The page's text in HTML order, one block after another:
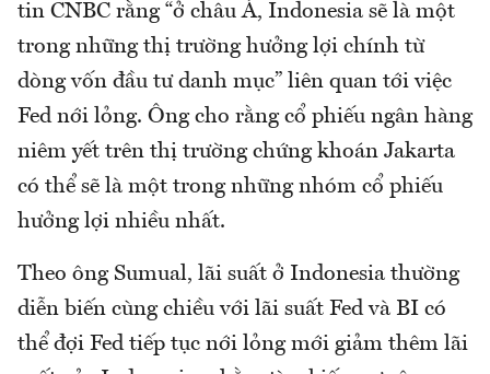
tin CNBC rằng “ở châu Á, Indonesia sẽ là một
trong những thị trường hưởng lợi chính từ
dòng vốn đầu tư danh mục” liên quan tới việc
Fed nới lỏng. Ông cho rằng cổ phiếu ngân hàng
niêm yết trên thị trường chứng khoán Jakarta
có thể sẽ là một trong những nhóm cổ phiếu
hưởng lợi nhiều nhất.
Theo ông Sumual, lãi suất ở Indonesia thường
diễn biến cùng chiều với lãi suất Fed và BI có
thể đợi Fed tiếp tục nới lỏng mới giảm thêm lãi